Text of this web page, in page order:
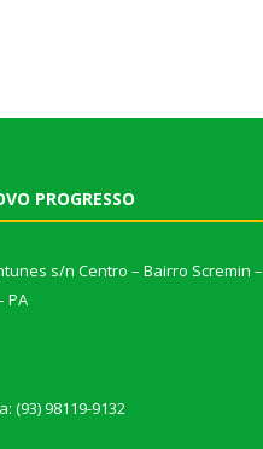
PROGRESSO
s/n Centro – Bairro Scremin –
PA
(93) 98119-9132